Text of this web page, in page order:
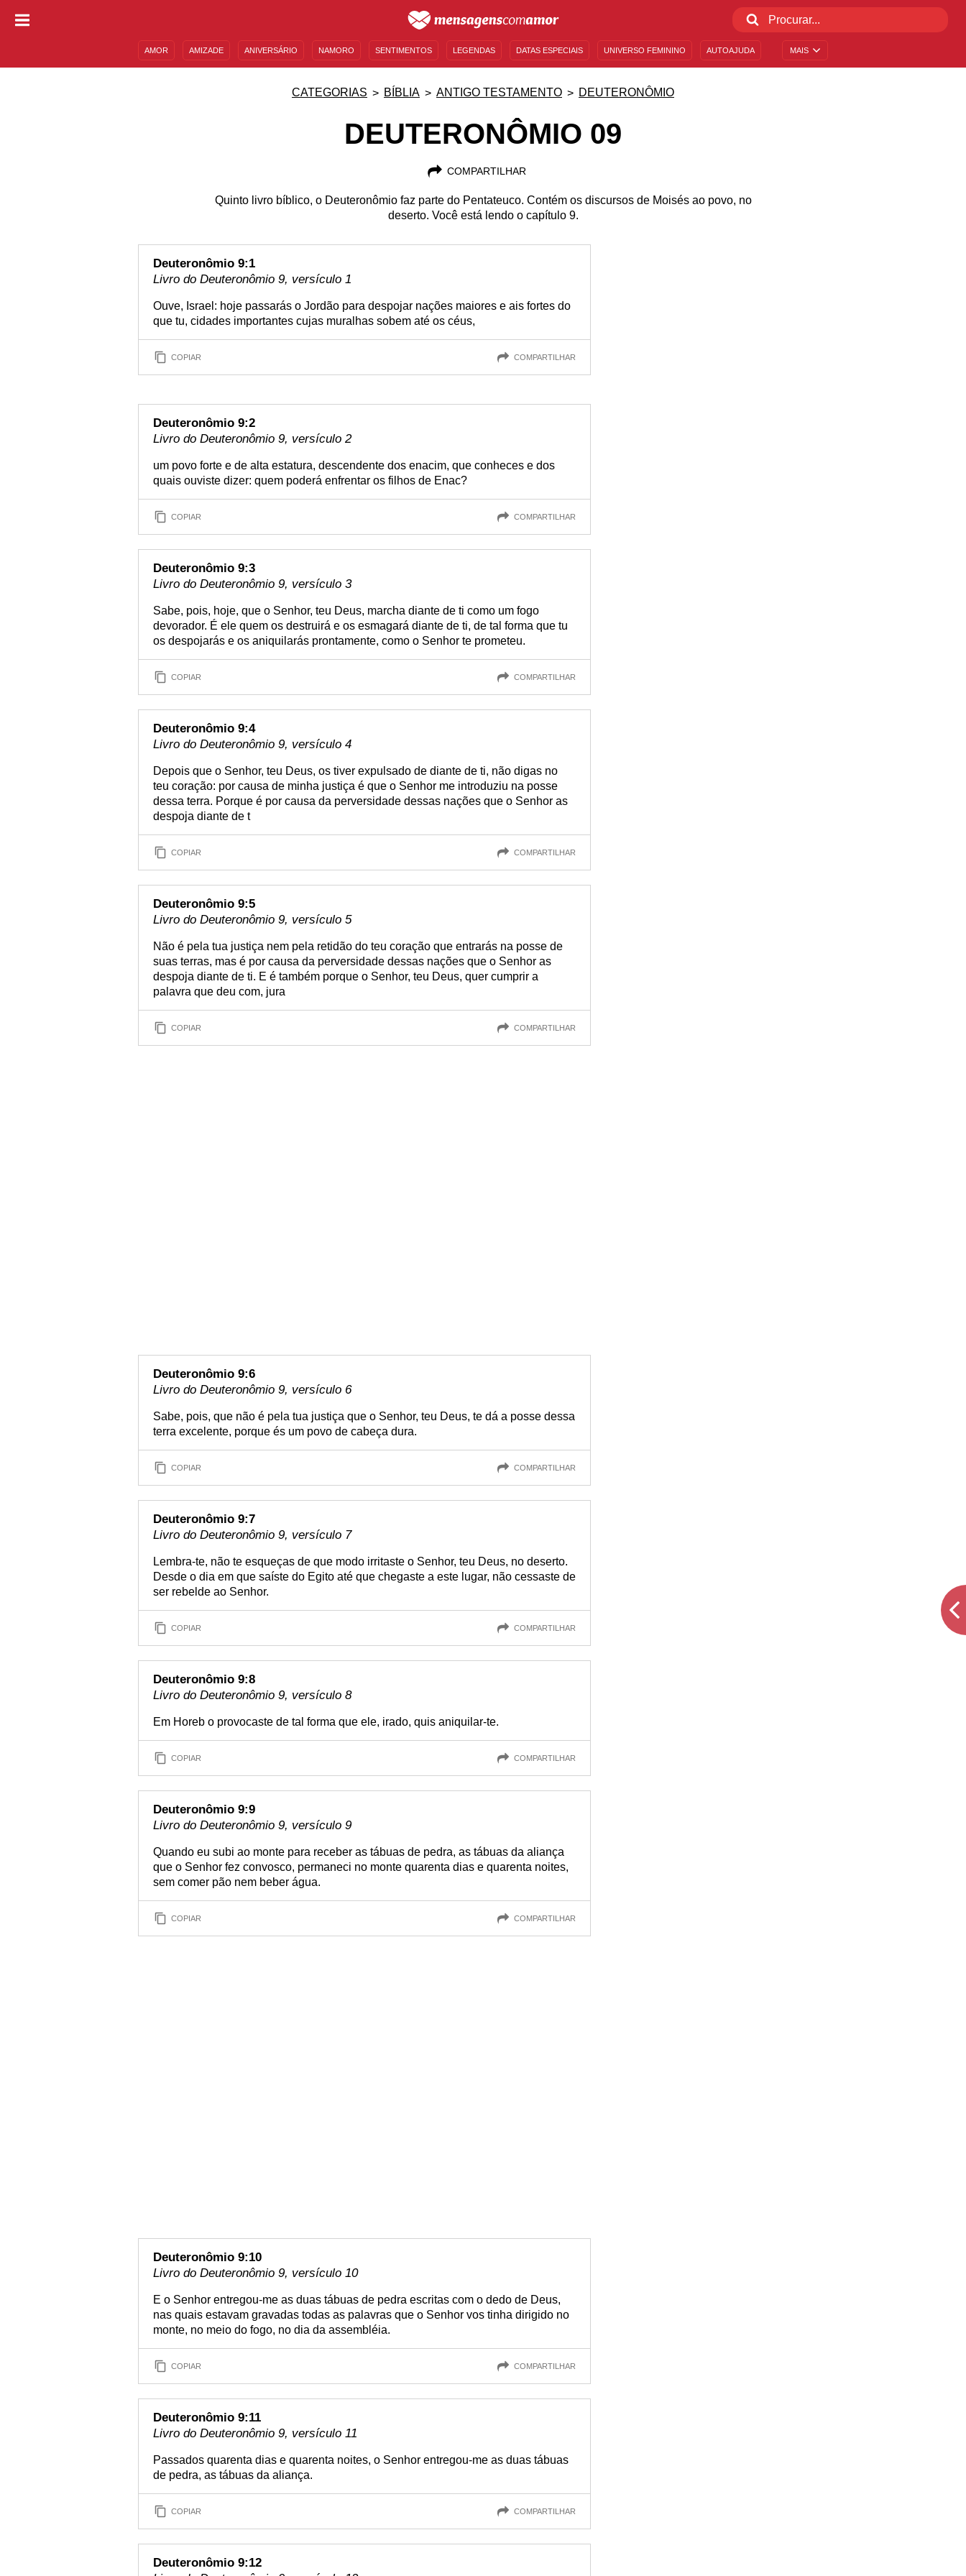
MAIS
AMOR AMIZADE ANIVERSÁRIO NAMORO SENTIMENTOS LEGENDAS DATAS ESPECIAIS UNIVERSO FEMININO AUTOAJUDA
CATEGORIAS BÍBLIA ANTIGO TESTAMENTO DEUTERONÔMIO
DEUTERONÔMIO 09
COMPARTILHAR
Quinto livro bíblico, o Deuteronômio faz parte do Pentateuco. Contém os discursos de Moisés ao povo, no
deserto. Você está lendo o capítulo 9.
Deuteronômio 9:1
Livro do Deuteronômio 9, versículo 1
Ouve, Israel: hoje passarás o Jordão para despojar nações maiores e ais fortes do
que tu, cidades importantes cujas muralhas sobem até os céus,
COPIAR COMPARTILHAR
Deuteronômio 9:2
Livro do Deuteronômio 9, versículo 2
um povo forte e de alta estatura, descendente dos enacim, que conheces e dos
quais ouviste dizer: quem poderá enfrentar os filhos de Enac?
COPIAR COMPARTILHAR
Deuteronômio 9:3
Livro do Deuteronômio 9, versículo 3
Sabe, pois, hoje, que o Senhor, teu Deus, marcha diante de ti como um fogo
devorador. É ele quem os destruirá e os esmagará diante de ti, de tal forma que tu
os despojarás e os aniquilarás prontamente, como o Senhor te prometeu.
COPIAR COMPARTILHAR
Deuteronômio 9:4
Livro do Deuteronômio 9, versículo 4
Depois que o Senhor, teu Deus, os tiver expulsado de diante de ti, não digas no
teu coração: por causa de minha justiça é que o Senhor me introduziu na posse
dessa terra. Porque é por causa da perversidade dessas nações que o Senhor as
despoja diante de t
COPIAR COMPARTILHAR
Deuteronômio 9:5
Livro do Deuteronômio 9, versículo 5
Não é pela tua justiça nem pela retidão do teu coração que entrarás na posse de
suas terras, mas é por causa da perversidade dessas nações que o Senhor as
despoja diante de ti. E é também porque o Senhor, teu Deus, quer cumprir a
palavra que deu com, jura
COPIAR COMPARTILHAR
Deuteronômio 9:6
Livro do Deuteronômio 9, versículo 6
Sabe, pois, que não é pela tua justiça que o Senhor, teu Deus, te dá a posse dessa
terra excelente, porque és um povo de cabeça dura.
COPIAR COMPARTILHAR
Deuteronômio 9:7
Livro do Deuteronômio 9, versículo 7
Lembra-te, não te esqueças de que modo irritaste o Senhor, teu Deus, no deserto.
Desde o dia em que saíste do Egito até que chegaste a este lugar, não cessaste de
ser rebelde ao Senhor.
COPIAR COMPARTILHAR
Deuteronômio 9:8
Livro do Deuteronômio 9, versículo 8
Em Horeb o provocaste de tal forma que ele, irado, quis aniquilar-te.
COPIAR COMPARTILHAR
Deuteronômio 9:9
Livro do Deuteronômio 9, versículo 9
Quando eu subi ao monte para receber as tábuas de pedra, as tábuas da aliança
que o Senhor fez convosco, permaneci no monte quarenta dias e quarenta noites,
sem comer pão nem beber água.
COPIAR COMPARTILHAR
Deuteronômio 9:10
Livro do Deuteronômio 9, versículo 10
E o Senhor entregou-me as duas tábuas de pedra escritas com o dedo de Deus,
nas quais estavam gravadas todas as palavras que o Senhor vos tinha dirigido no
monte, no meio do fogo, no dia da assembléia.
COPIAR COMPARTILHAR
Deuteronômio 9:11
Livro do Deuteronômio 9, versículo 11
Passados quarenta dias e quarenta noites, o Senhor entregou-me as duas tábuas
de pedra, as tábuas da aliança.
COPIAR COMPARTILHAR
Deuteronômio 9:12